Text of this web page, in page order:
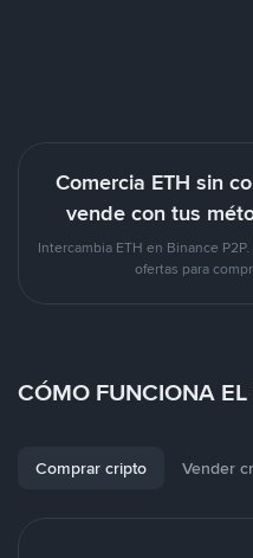
Comercia ETH sin
vende con tus
Intercambia ETH en Binance
ofertas para
CÓMO FUNCIONA EL
Comprar cripto Vender